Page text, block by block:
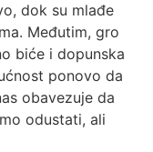
dok su mlađe
Međutim, gro
biće i dopunska
ponovo da
obavezuje da
odustati, ali